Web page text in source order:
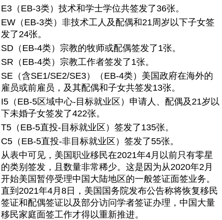
E3（EB-3类）技术和学士学位共签发了36张。
EW（EB-3类）非技术工人及配偶和21周岁以下子女签
发了24张。
SD（EB-4类）宗教的牧师或配偶签发了1张。
SR（EB-4类）宗教工作者签发了1张。
SE（含SE1/SE2/SE3）（EB-4类）美国政府在海外的
雇员或前雇员，及其配偶和子女共签发13张。
I5（EB-5区域中心-目标就业区）申请人、配偶及21岁以
下未婚子女签发了422张。
T5（EB-5直投-目标就业区）签发了135张。
C5（EB-5直投-非目标就业区）签发了55张。
从表中可见，美国职业移民在2021年4月以前只有零星
的类别签发，且数量非常稀少。这是因为从2020年2月
开始美国暂停受理中国大陆地区的一般签证面签业务。
直到2021年4月8日，美国国务院发布公告称将恢复移民
签证和配偶签证以及部分访问学者签证办理，中国大量
移民家庭面签工作才得以重新推进。